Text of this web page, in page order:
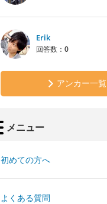
Erik
回答数： 0
アンカー一覧
メニュー
初めての方へ
よくある質問